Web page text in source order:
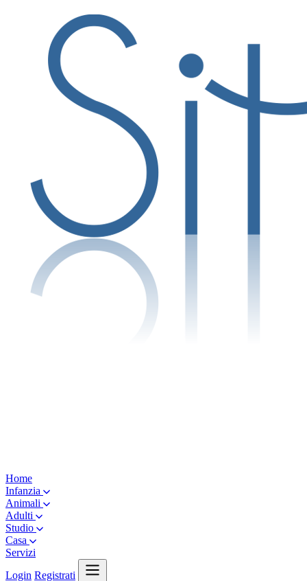
Home
Infanzia
Animali
Adulti
Studio
Casa
Servizi
Login Registrati